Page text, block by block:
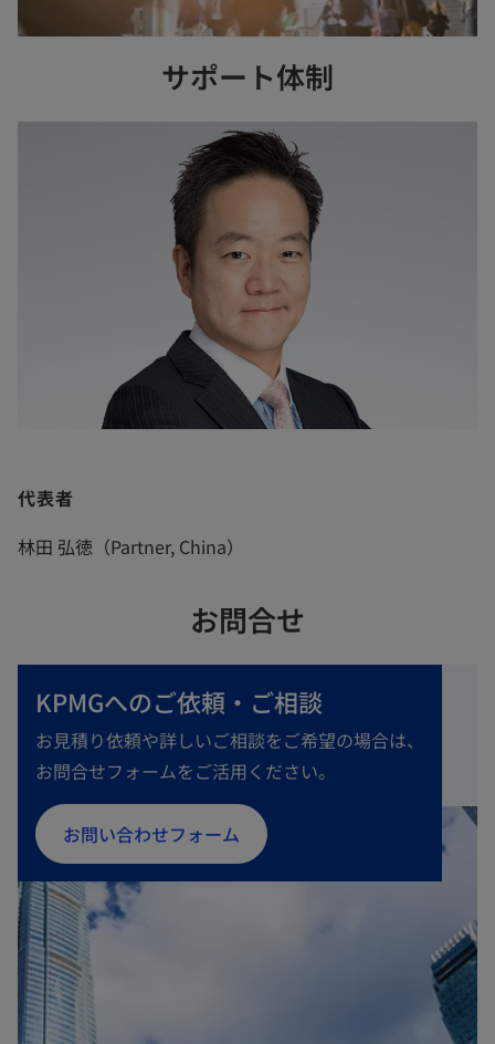
サポート体制
代表者
林田 弘徳（Partner, China）
お問合せ
KPMGへのご依頼・ご相談
お見積り依頼や詳しいご相談をご希望の場合は、
お問合せフォームをご活用ください。
お問い合わせフォーム